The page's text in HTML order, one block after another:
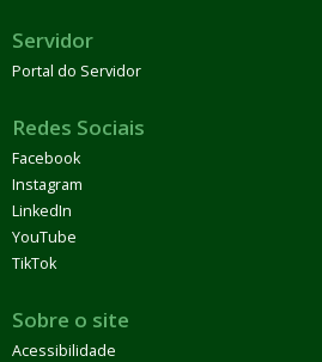
Servidor
Portal do Servidor
Redes Sociais
Facebook
Instagram
LinkedIn
YouTube
TikTok
Sobre o site
Acessibilidade